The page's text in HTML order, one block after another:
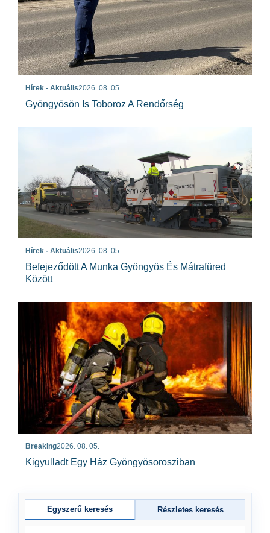
Hírek - Aktuális2026. 08. 05.
Gyöngyösön Is Toboroz A Rendőrség
Hírek - Aktuális2026. 08. 05.
Befejeződött A Munka Gyöngyös És Mátrafüred
Között
Breaking2026. 08. 05.
Kigyulladt Egy Ház Gyöngyösorosziban
Egyszerű keresés Részletes keresés